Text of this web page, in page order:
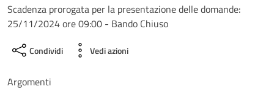
Scadenza prorogata per la presentazione delle domande:
25/11/2024 ore 09:00 - Bando Chiuso
Condividi Vedi azioni
Argomenti